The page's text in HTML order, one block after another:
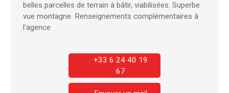
belles parcelles de terrain à bâtir, viabilisées. Superbe
vue montagne. Renseignements complémentaires à
l'agence
+33 6 24 40 19
67